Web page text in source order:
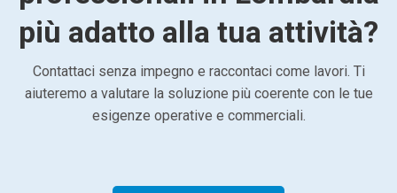
più adatto alla tua attività?
Contattaci senza impegno e raccontaci come lavori. Ti
aiuteremo a valutare la soluzione più coerente con le tue
esigenze operative e commerciali.